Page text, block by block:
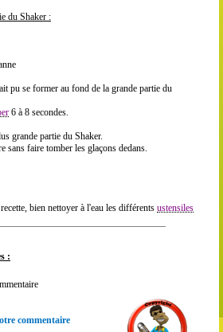
du Shaker :
pu se former au fond de la grande partie du
6 à 8 secondes.
grande partie du Shaker.
faire tomber les glaçons dedans.
bien nettoyer à l'eau les différents ustensiles
:
commentaire